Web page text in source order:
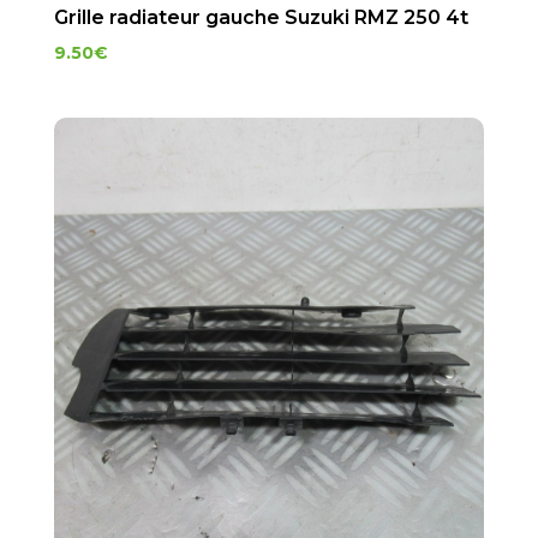
Grille radiateur gauche Suzuki RMZ 250 4t
9.50€